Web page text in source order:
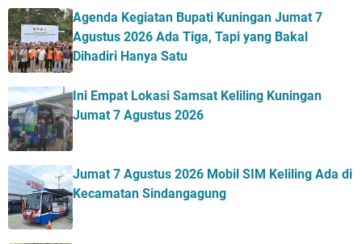
Agenda Kegiatan Bupati Kuningan Jumat 7
Agustus 2026 Ada Tiga, Tapi yang Bakal
Dihadiri Hanya Satu
Ini Empat Lokasi Samsat Keliling Kuningan
Jumat 7 Agustus 2026
Jumat 7 Agustus 2026 Mobil SIM Keliling Ada di
Kecamatan Sindangagung